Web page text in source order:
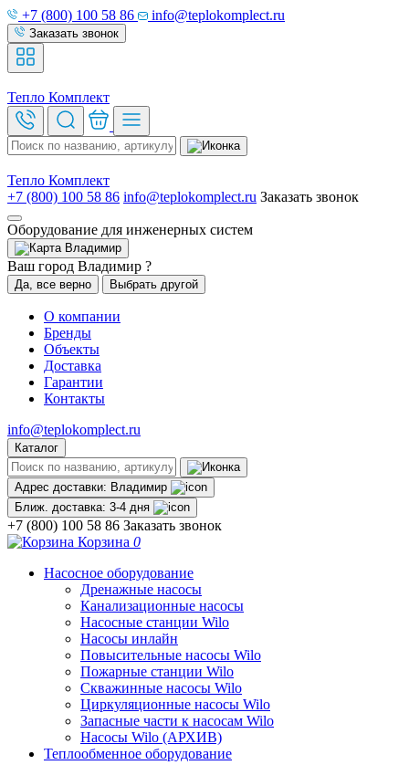
+7 (800) 100 58 86 info@teplokomplect.ru
Заказать звонок
Тепло Комплект
Тепло Комплект
+7 (800) 100 58 86 info@teplokomplect.ru Заказать звонок
Оборудование для инженерных систем
Владимир
Ваш город Владимир ?
Да, все верно Выбрать другой
О компании
Бренды
Объекты
Доставка
Гарантии
Контакты
info@teplokomplect.ru
Каталог
Адрес доставки: Владимир
Ближ. доставка: 3-4 дня
+7 (800) 100 58 86 Заказать звонок
Корзина 0
Насосное оборудование
Дренажные насосы
Канализационные насосы
Насосные станции Wilo
Насосы инлайн
Повысительные насосы Wilo
Пожарные станции Wilo
Скважинные насосы Wilo
Циркуляционные насосы Wilo
Запасные части к насосам Wilo
Насосы Wilo (АРХИВ)
Теплообменное оборудование